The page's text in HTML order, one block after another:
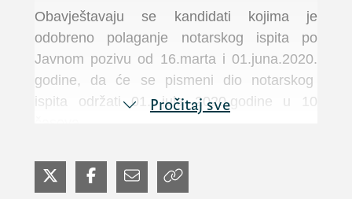
Obavještavaju se kandidati kojima je
odobreno polaganje notarskog ispita po
Javnom pozivu od 16.marta i 01.juna.2020.
godine, da će se pismeni dio notarskog
ispita održati 01. jula 2020.godine u 10
O mjestu održavanja pismenog dijela
Pročitaj sve